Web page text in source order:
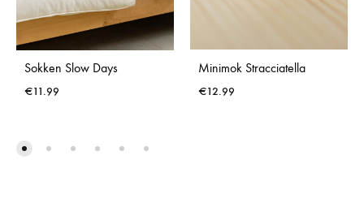
Sokken Slow Days
€11.99
Minimok Stracciatella
€12.99